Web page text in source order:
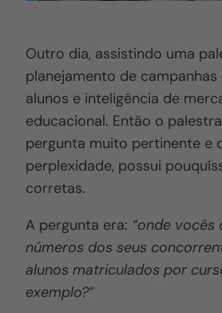
Outro dia, assistindo uma
planejamento de
alunos e inteligência de
educacional. Então o
pergunta muito pertinente e
perplexidade, possui
corretas.
A pergunta era: “onde vocês
números dos seus
alunos matriculados por
exemplo?”